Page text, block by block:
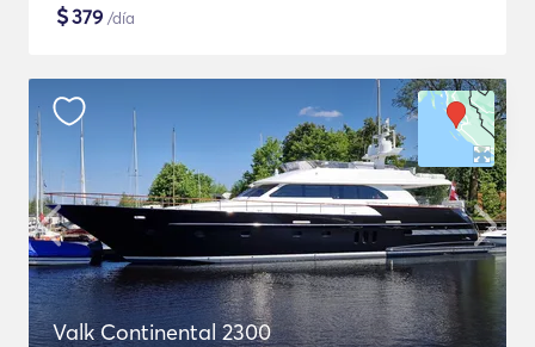
$379 /día
Valk Continental 2300